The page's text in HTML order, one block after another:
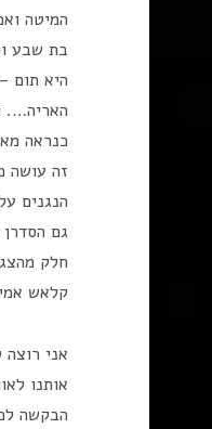
היא תום
כנראה
זה עושה
הנגנים
גם
חלק
קלאש
אני
אותנו
הבקשה